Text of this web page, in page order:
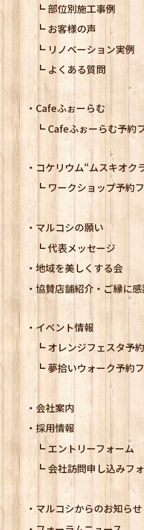
部位別施工事例
お客様の声
リノベーション実例
よくある質問
Cafeふぉーらむ
Cafeふぉーらむ予約
コケリウム“ムスキオク
ワークショップ予約
マルコシの願い
代表メッセージ
地域を美しくする会
協賛店舗紹介・ご縁に
イベント情報
オレンジフェスタ予
夢拾いウォーク予約
会社案内
採用情報
エントリーフォーム
会社訪問申し込みフ
マルコシからのお知らせ